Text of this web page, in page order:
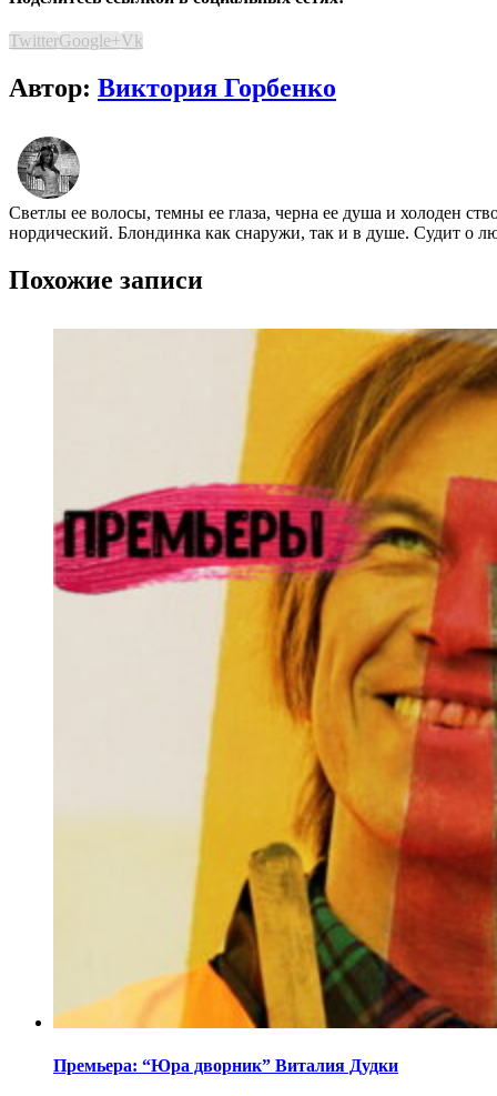
TwitterGoogle+Vk
Автор: Виктория Горбенко
Светлы ее волосы, темны ее глаза, черна ее душа и холоден
нордический. Блондинка как снаружи, так и в душе. Судит о
Похожие записи
Премьера: “Юра дворник” Виталия Дудки